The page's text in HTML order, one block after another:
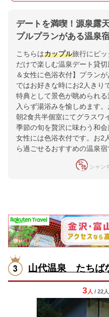
デートを満喫！源泉露
プルプランがある温泉
こちらはカップル旅行にピッ
だけで楽しむ温泉デート貸
＆女性に色浴衣付】プラン
ではお好きな時にお2人きり
特典として景色が眺められ
入らず湯浴みを愉しめます
朝2食共半個室にてグラスワ
季節の旬を贅沢に味わう和会
女性には色浴衣付です。お2
ら過ごせるおすすめの温泉宿
シャン
山代温泉 たちば
3 人 / 22人